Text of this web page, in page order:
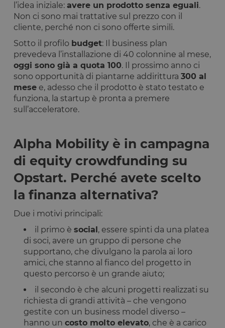
l’idea iniziale: avere un prodotto senza eguali.
Non ci sono mai trattative sul prezzo con il
cliente, perché non ci sono offerte simili.
Sotto il profilo budget: Il business plan
prevedeva l’installazione di 40 colonnine al mese,
oggi sono già a quota 100. Il prossimo anno ci
sono opportunità di piantarne addirittura 300 al
mese e, adesso che il prodotto è stato testato e
funziona, la startup è pronta a premere
sull’acceleratore.
Alpha Mobility è in campagna
di equity crowdfunding su
Opstart. Perché avete scelto
la finanza alternativa?
Due i motivi principali:
il primo è social, essere spinti da una platea
di soci, avere un gruppo di persone che
supportano, che divulgano la parola ai loro
amici, che stanno al fianco del progetto in
questo percorso è un grande aiuto;
il secondo è che alcuni progetti realizzati su
richiesta di grandi attività – che vengono
gestite con un business model diverso –
hanno un costo molto elevato, che è a carico